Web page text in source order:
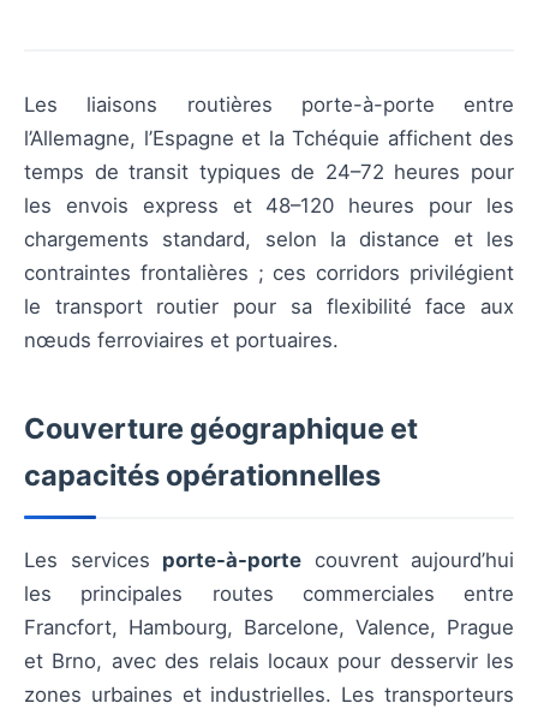
Les liaisons routières porte-à-porte entre
l’Allemagne, l’Espagne et la Tchéquie affichent des
temps de transit typiques de 24–72 heures pour
les envois express et 48–120 heures pour les
chargements standard, selon la distance et les
contraintes frontalières ; ces corridors privilégient
le transport routier pour sa flexibilité face aux
nœuds ferroviaires et portuaires.
Couverture géographique et
capacités opérationnelles
Les services porte-à-porte couvrent aujourd’hui
les principales routes commerciales entre
Francfort, Hambourg, Barcelone, Valence, Prague
et Brno, avec des relais locaux pour desservir les
zones urbaines et industrielles. Les transporteurs